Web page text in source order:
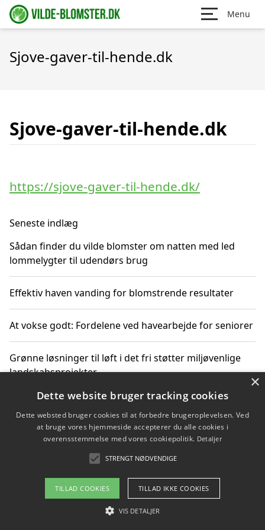
Menu
Sjove-gaver-til-hende.dk
Sjove-gaver-til-hende.dk
https://sjove-gaver-til-hende.dk/
Seneste indlæg
Sådan finder du vilde blomster om natten med led
lommelygter til udendørs brug
Effektiv haven vanding for blomstrende resultater
At vokse godt: Fordelene ved havearbejde for seniorer
Grønne løsninger til løft i det fri støtter miljøvenlige
landskabsprojekter
Gør haven til et frirum for familien og naturen
Copyright 2026 - Pilanto Aps
Om / kontakt
Blog Betingelser
×
Dette website bruger tracking cookies
Dette websted bruger cookies til at forbedre brugeroplevelsen. Ved
at bruge vores hjemmeside accepterer du alle cookies i
overensstemmelse med vores cookiepolitik. Detaljer
STRENGT NØDVENDIGE
TILLAD COOKIES TILLAD IKKE COOKIES
VIS DETALJER